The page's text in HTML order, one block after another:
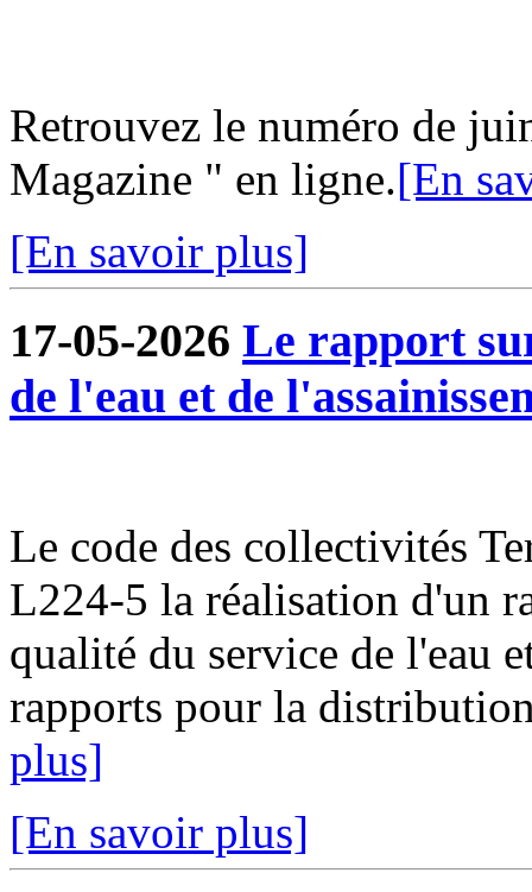
Retrouvez le numéro de
Magazine " en ligne.[En
[En savoir plus]
17-05-2026 Le rapport
de l'eau et de
Le code des collectivités
L224-5 la réalisation d'un
qualité du service de l'eau
rapports pour la
plus]
[En savoir plus]